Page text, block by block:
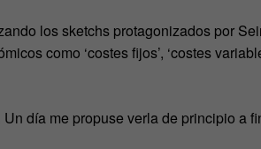
los sketchs protagonizados por
como ‘costes fijos’, ‘costes
día me propuse verla de principio a